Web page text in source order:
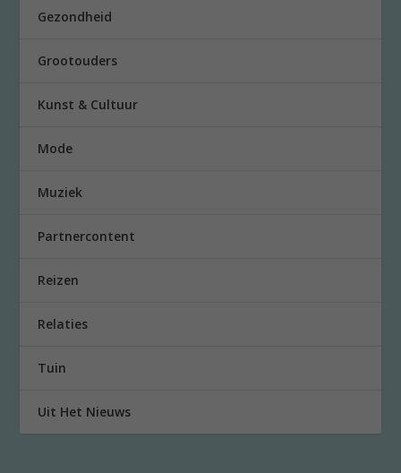
Gezondheid
Grootouders
Kunst & Cultuur
Mode
Muziek
Partnercontent
Reizen
Relaties
Tuin
Uit Het Nieuws